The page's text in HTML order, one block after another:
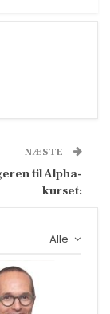
NÆSTE
til Alpha-
kurset:
Alle